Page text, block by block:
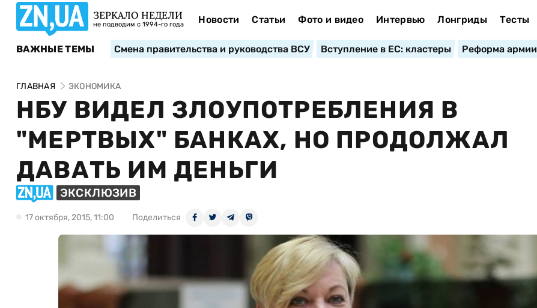
ЗЕРКАЛО НЕДЕЛИ
не подводим с 1994-го года Новости Статьи Фото и видео Интервью Лонгриды Тесты
ВАЖНЫЕ ТЕМЫ Смена правительства и руководства ВСУ Вступление в ЕС: кластеры Реформа армии
ГЛАВНАЯ ЭКОНОМИКА
НБУ ВИДЕЛ ЗЛОУПОТРЕБЛЕНИЯ В
"МЕРТВЫХ" БАНКАХ, НО ПРОДОЛЖАЛ
ДАВАТЬ ИМ ДЕНЬГИ
ЭКСКЛЮЗИВ
17 октября, 2015, 11:00 Поделиться